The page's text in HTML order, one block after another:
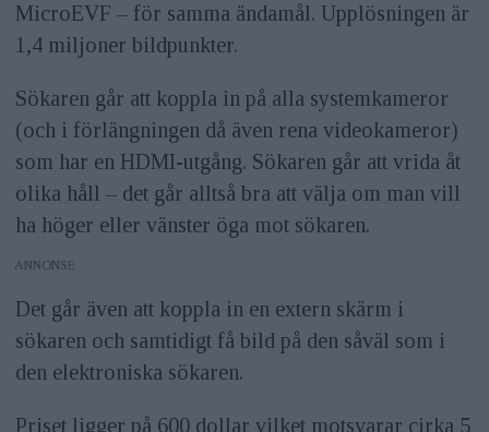
MicroEVF – för samma ändamål. Upplösningen är
1,4 miljoner bildpunkter.
Sökaren går att koppla in på alla systemkameror
(och i förlängningen då även rena videokameror)
som har en HDMI-utgång. Sökaren går att vrida åt
olika håll – det går alltså bra att välja om man vill
ha höger eller vänster öga mot sökaren.
ANNONS
Det går även att koppla in en extern skärm i
sökaren och samtidigt få bild på den såväl som i
den elektroniska sökaren.
Priset ligger på 600 dollar vilket motsvarar cirka 5